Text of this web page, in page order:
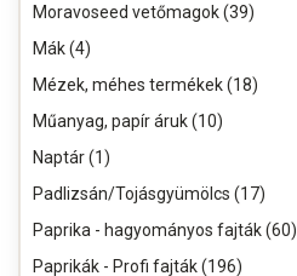
Moravoseed vetőmagok (39)
Mák (4)
Mézek, méhes termékek (18)
Műanyag, papír áruk (10)
Naptár (1)
Padlizsán/Tojásgyümölcs (17)
Paprika - hagyományos fajták (60)
Paprikák - Profi fajták (196)